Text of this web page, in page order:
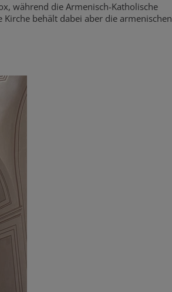
während die Armenisch-Katholische
behält dabei aber die armenischen